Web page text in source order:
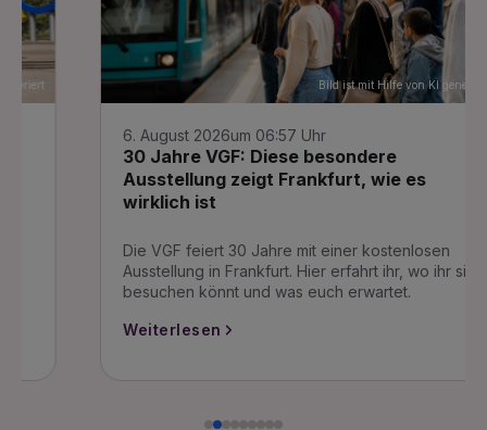
Bild ist mit Hilfe von KI generiert
6. August 2026um 06:57 Uhr
30 Jahre VGF: Diese besondere
Ausstellung zeigt Frankfurt, wie es
wirklich ist
Die VGF feiert 30 Jahre mit einer kostenlosen
Ausstellung in Frankfurt. Hier erfahrt ihr, wo ihr sie
besuchen könnt und was euch erwartet.
Weiterlesen